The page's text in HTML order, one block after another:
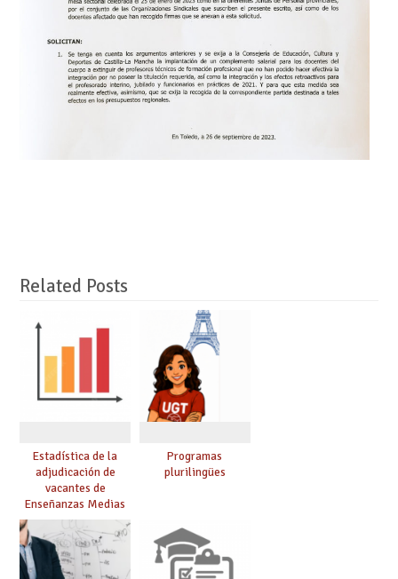
Related Posts
Estadística de la
adjudicación de
vacantes de
Enseñanzas Medias
para el curso 26/27
Programas
plurilingües